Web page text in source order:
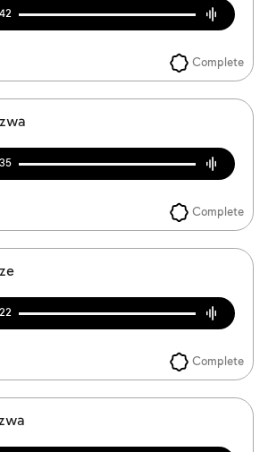
Complete
Complete
Complete
required
as learned, you'll need
account or log in.